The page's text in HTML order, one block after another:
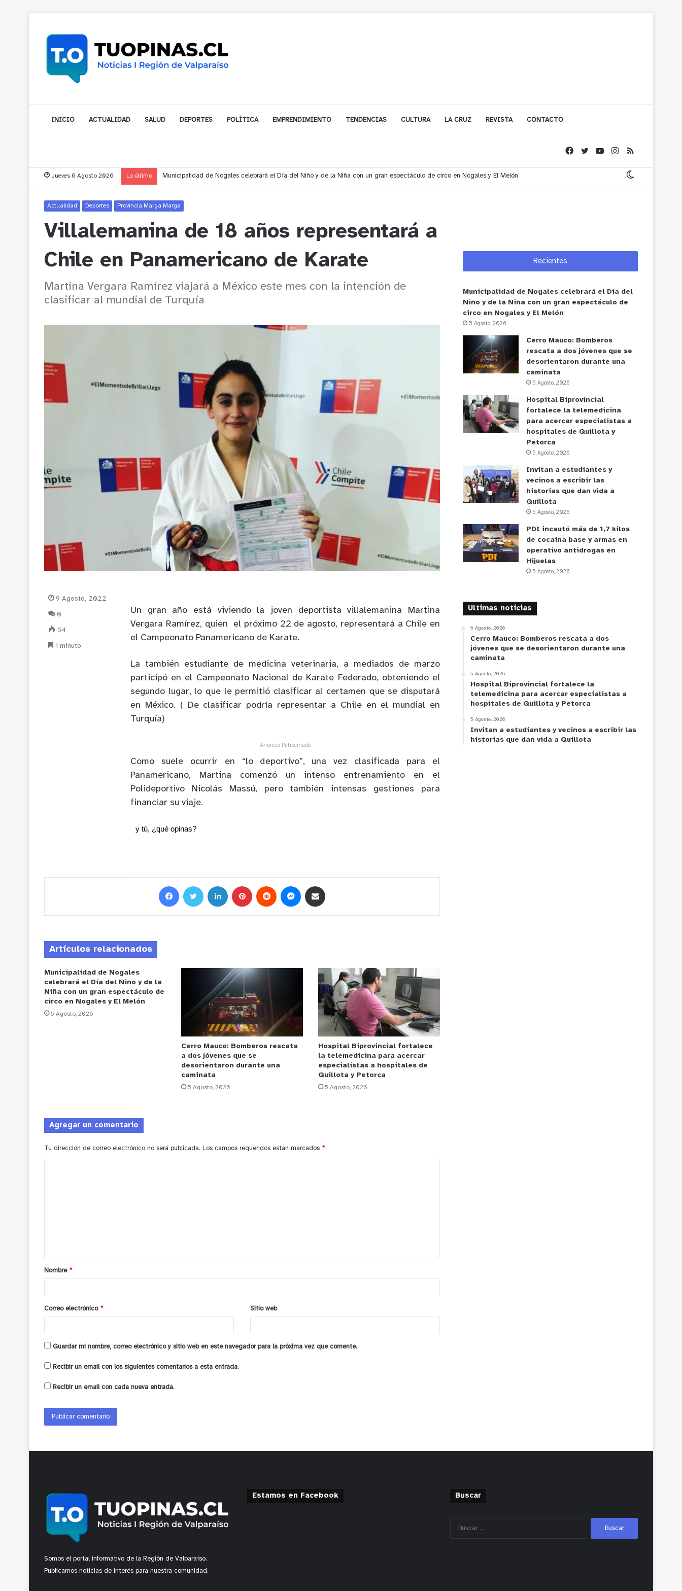
INICIO ACTUALIDAD SALUD DEPORTES POLÍTICA EMPRENDIMIENTO TENDENCIAS CULTURA LA CRUZ REVISTA CONTACTO
Jueves 6 Agosto 2026 Lo último Municipalidad de Nogales celebrará el Día del Niño y de la Niña con un gran espectáculo de circo en Nogales y El Melón
Actualidad Deportes Provincia Marga Marga
Villalemanina de 18 años representará a
Chile en Panamericano de Karate
Martina Vergara Ramírez viajará a México este mes con la intención de
clasificar al mundial de Turquía
Un gran año está viviendo la joven deportista villalemanina Martina
Vergara Ramírez, quien el próximo 22 de agosto, representará a Chile en
el Campeonato Panamericano de Karate.
La también estudiante de medicina veterinaria, a mediados de marzo
participó en el Campeonato Nacional de Karate Federado, obteniendo el
segundo lugar, lo que le permitió clasificar al certamen que se disputará
en México. ( De clasificar podría representar a Chile en el mundial en
Turquía)
Anuncio Patrocinado
Como suele ocurrir en “lo deportivo”, una vez clasificada para el
Panamericano, Martina comenzó un intenso entrenamiento en el
Polideportivo Nicolás Massú, pero también intensas gestiones para
financiar su viaje.
y tú, ¿qué opinas?
9 Agosto, 2022
0
54
1 minuto
Artículos relacionados
Municipalidad de Nogales
celebrará el Día del Niño y de la
Niña con un gran espectáculo de
circo en Nogales y El Melón
5 Agosto, 2026
Cerro Mauco: Bomberos rescata
a dos jóvenes que se
desorientaron durante una
caminata
5 Agosto, 2026
Hospital Biprovincial fortalece
la telemedicina para acercar
especialistas a hospitales de
Quillota y Petorca
5 Agosto, 2026
Agregar un comentario
Tu dirección de correo electrónico no será publicada. Los campos requeridos están marcados *
a
r
*
Nombre *
Correo electrónico * Sitio web
Guardar mi nombre, correo electrónico y sitio web en este navegador para la próxima vez que comente.
Recibir un email con los siguientes comentarios a esta entrada.
Recibir un email con cada nueva entrada.
Recientes
Municipalidad de Nogales celebrará el Día del
Niño y de la Niña con un gran espectáculo de
circo en Nogales y El Melón
5 Agosto, 2026
Cerro Mauco: Bomberos
rescata a dos jóvenes que se
desorientaron durante una
caminata
5 Agosto, 2026
Hospital Biprovincial
fortalece la telemedicina
para acercar especialistas a
hospitales de Quillota y
Petorca
5 Agosto, 2026
Invitan a estudiantes y
vecinos a escribir las
historias que dan vida a
Quillota
5 Agosto, 2026
PDI incautó más de 1,7 kilos
de cocaína base y armas en
operativo antidrogas en
Hijuelas
5 Agosto, 2026
Ultimas noticias
5 Agosto, 2026
Cerro Mauco: Bomberos rescata a dos
jóvenes que se desorientaron durante una
caminata
5 Agosto, 2026
Hospital Biprovincial fortalece la
telemedicina para acercar especialistas a
hospitales de Quillota y Petorca
5 Agosto, 2026
Invitan a estudiantes y vecinos a escribir las
historias que dan vida a Quillota
Somos el portal informativo de la Región de Valparaíso.
Publicamos noticias de interés para nuestra comunidad.
Estamos en Facebook Buscar